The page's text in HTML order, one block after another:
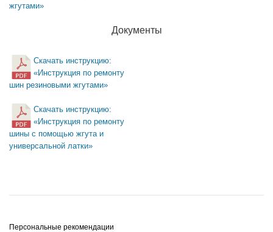
жгутами»
Документы
Скачать инструкцию:
«Инструкция по ремонту
шин резиновыми жгутами»
Скачать инструкцию:
«Инструкция по ремонту
шины с помощью жгута и
универсальной латки»
Персональные рекомендации